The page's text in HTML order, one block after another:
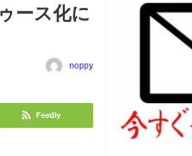
ース化に
noppy
Feedly